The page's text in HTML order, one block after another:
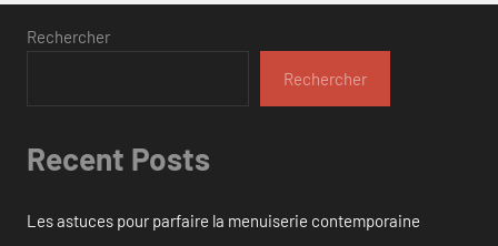
Rechercher
Rechercher
Recent Posts
Les astuces pour parfaire la menuiserie contemporaine